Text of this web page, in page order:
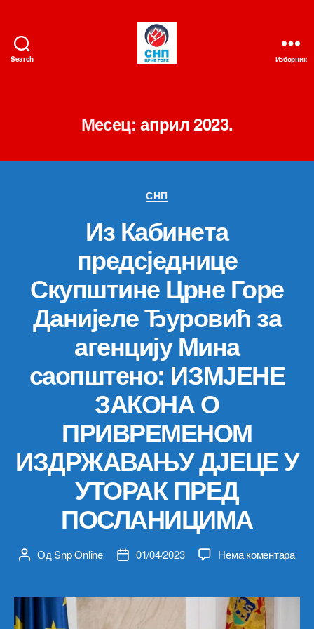
Search Изборник
Месец: април 2023.
Категорије
СНП
Из Кабинета
предсједнице
Скупштине Црне Горе
Данијеле Ђуровић за
агенцију Мина
саопштено: ИЗМЈЕНЕ
ЗАКОНА О
ПРИВРЕМЕНОМ
ИЗДРЖАВАЊУ ДЈЕЦЕ У
УТОРАК ПРЕД
ПОСЛАНИЦИМА
Аутор
ОдSnp Online
Датум01/04/2023 Нема коментарана